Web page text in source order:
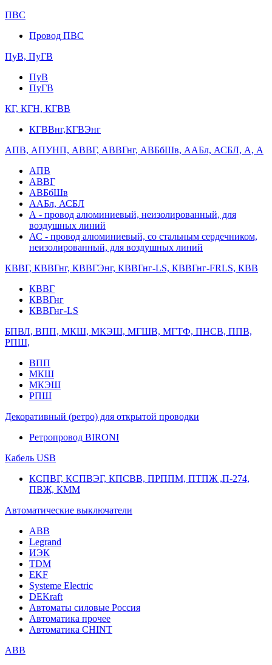
ПВС
Провод ПВС
ПуВ, ПуГВ
ПуВ
ПуГВ
КГ, КГН, КГВВ
КГВВнг,КГВЭнг
АПВ, АПУНП, АВВГ, АВВГнг, АВБбШв, ААБл, АСБЛ, А, А
АПВ
АВВГ
АВБбШв
ААБл, АСБЛ
А - провод алюминиевый, неизолированный, для
воздушных линий
АС - провод алюминиевый, со стальным сердечником,
неизолированный, для воздушных линий
КВВГ, КВВГнг, КВВГЭнг, КВВГнг-LS, КВВГнг-FRLS, КВВ
КВВГ
КВВГнг
КВВГнг-LS
БПВЛ, ВПП, МКШ, МКЭШ, МГШВ, МГТФ, ПНСВ, ППВ,
РПШ,
ВПП
МКШ
МКЭШ
РПШ
Декоративный (ретро) для открытой проводки
Ретропровод BIRONI
Кабель USB
КСПВГ, КСПВЭГ, КПСВВ, ПРППМ, ПТПЖ ,П-274,
ПВЖ, КММ
Автоматические выключатели
ABB
Legrand
ИЭК
TDM
EKF
Systeme Electric
DEKraft
Автоматы силовые Россия
Автоматика прочее
Автоматика CHINT
ABB